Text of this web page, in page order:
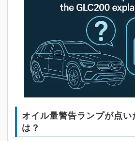
オイル量警告ランプが点
は？